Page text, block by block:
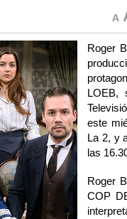
Roger
LOEB,
este
La 2, y
las
Roger
COP